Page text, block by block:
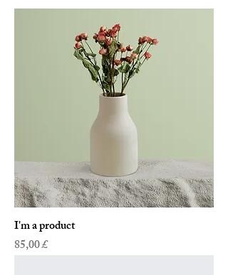
I'm a product
Preis
85,00 £